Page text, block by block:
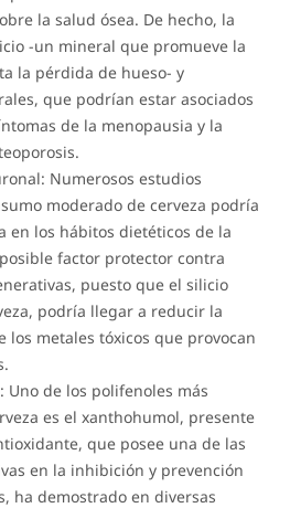
la salud ósea. De hecho, la
-un mineral que promueve la
la pérdida de hueso- y
que podrían estar asociados
de la menopausia y la
Numerosos estudios
moderado de cerveza podría
en los hábitos dietéticos de la
factor protector contra
puesto que el silicio
podría llegar a reducir la
metales tóxicos que provocan
Uno de los polifenoles más
es el xanthohumol, presente
que posee una de las
en la inhibición y prevención
ha demostrado en diversas